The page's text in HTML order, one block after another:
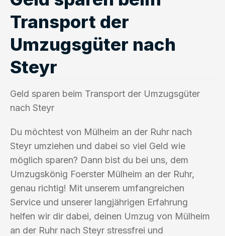
Transport der
Umzugsgüter nach
Steyr
Geld sparen beim Transport der Umzugsgüter
nach Steyr
Du möchtest von Mülheim an der Ruhr nach
Steyr umziehen und dabei so viel Geld wie
möglich sparen? Dann bist du bei uns, dem
Umzugskönig Foerster Mülheim an der Ruhr,
genau richtig! Mit unserem umfangreichen
Service und unserer langjährigen Erfahrung
helfen wir dir dabei, deinen Umzug von Mülheim
an der Ruhr nach Steyr stressfrei und